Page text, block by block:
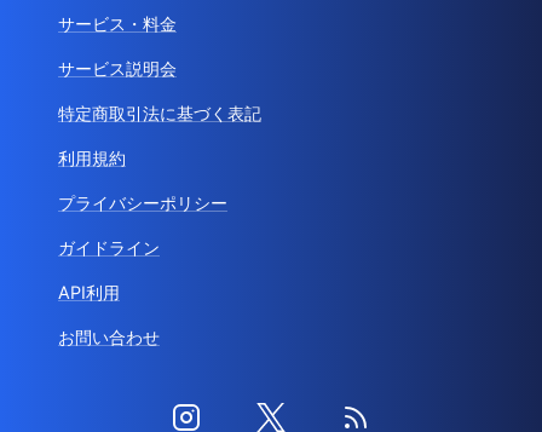
サービス・料金
サービス説明会
特定商取引法に基づく表記
利用規約
プライバシーポリシー
ガイドライン
API利用
お問い合わせ